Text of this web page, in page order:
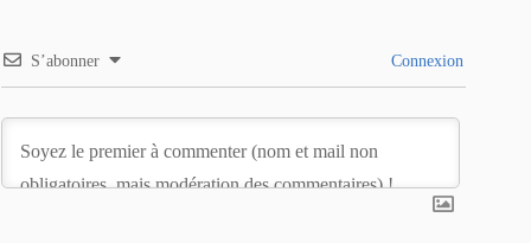
S’abonner Connexion